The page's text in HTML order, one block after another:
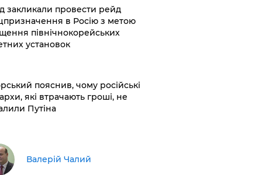
закликали провести рейд
в Росію з метою
північнокорейських
установок
пояснив, чому російські
які втрачають гроші, не
Путіна
Валерій Чалий